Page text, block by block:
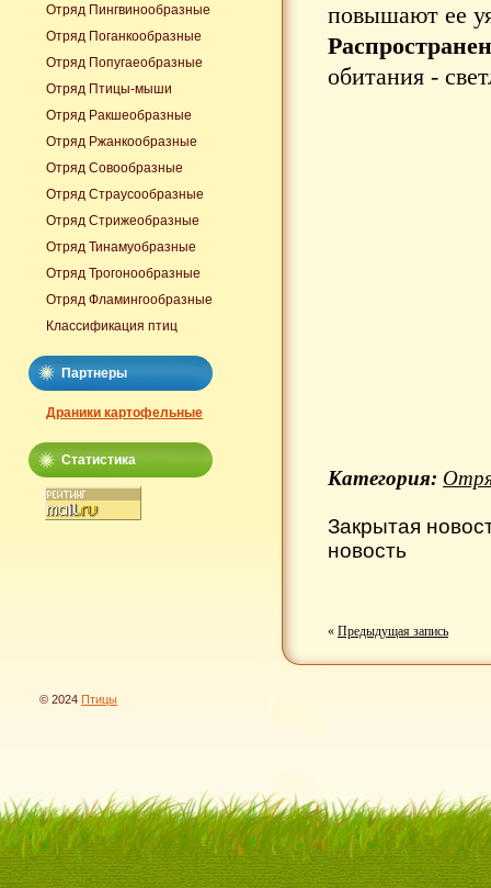
повышают ее
обитания -
Категория:
Закрытая
новость
« Предыдущая запись
Отряд Пингвинообразные
Отряд Поганкообразные
Отряд Попугаеобразные
Отряд Птицы-мыши
Отряд Ракшеобразные
Отряд Ржанкообразные
Отряд Совообразные
Отряд Страусообразные
Отряд Стрижеобразные
Отряд Тинамуобразные
Отряд Трогонообразные
Отряд Фламингообразные
Классификация птиц
Партнеры
Драники картофельные
Статистика
© 2024 Птицы